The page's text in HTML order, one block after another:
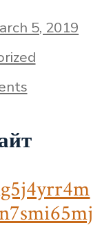
5, 2019
on
Омг